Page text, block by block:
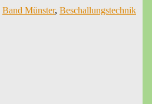
Band Münster, Beschallungstechnik